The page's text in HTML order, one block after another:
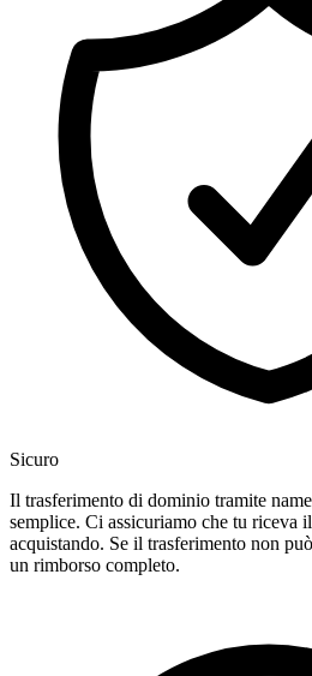
Sicuro
Il trasferimento di dominio tramite
semplice. Ci assicuriamo che tu riceva
acquistando. Se il trasferimento non
un rimborso completo.